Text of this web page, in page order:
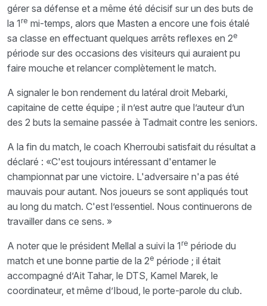
gérer sa défense et a même été décisif sur un des buts de
la 1 re mi-temps, alors que Masten a encore une fois étalé
sa classe en effectuant quelques arrêts reflexes en 2e
période sur des occasions des visiteurs qui auraient pu
faire mouche et relancer complètement le match.
A signaler le bon rendement du latéral droit Mebarki,
capitaine de cette équipe ; il n’est autre que l’auteur d’un
des 2 buts la semaine passée à Tadmait contre les seniors.
A la fin du match, le coach Kherroubi satisfait du résultat a
déclaré : «C'est toujours intéressant d'entamer le
championnat par une victoire. L'adversaire n'a pas été
mauvais pour autant. Nos joueurs se sont appliqués tout
au long du match. C'est l’essentiel. Nous continuerons de
travailler dans ce sens. »
A noter que le président Mellal a suivi la 1 re période du
match et une bonne partie de la 2e période ; il était
accompagné d’Ait Tahar, le DTS, Kamel Marek, le
coordinateur, et même d’Iboud, le porte-parole du club.